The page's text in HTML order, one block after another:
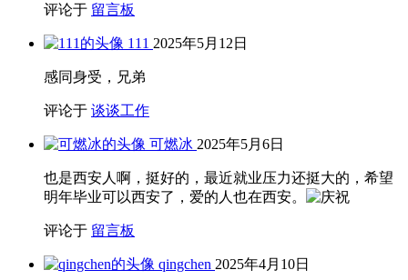
评论于 留言板
111 2025年5月12日
感同身受，兄弟
评论于 谈谈工作
可燃冰 2025年5月6日
也是西安人啊，挺好的，最近就业压力还挺大的，希望
明年毕业可以西安了，爱的人也在西安。
评论于 留言板
qingchen 2025年4月10日